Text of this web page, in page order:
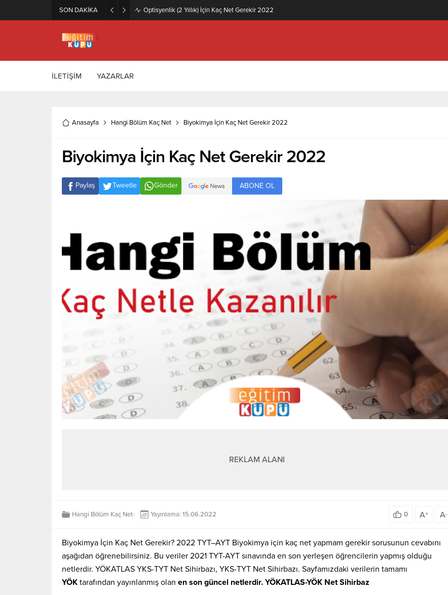
SON DAKİKA Zeytincilik ve Zeytin İşleme Teknolojisi (2 Yıllık) İçin Kaç Net Gerekir 2022
İLETİŞİM YAZARLAR
Anasayfa Hangi Bölüm Kaç Net Biyokimya İçin Kaç Net Gerekir 2022
Biyokimya İçin Kaç Net Gerekir 2022
Paylaş Tweetle Gönder ABONE OL
REKLAM ALANI
Hangi Bölüm Kaç Net Yayınlama: 15.06.2022 0 A+ A-
Biyokimya İçin Kaç Net Gerekir? 2022 TYT–AYT Biyokimya için kaç net yapmam gerekir sorusunun cevabını
aşağıdan öğrenebilirsiniz. Bu veriler 2021 TYT-AYT sınavında en son yerleşen öğrencilerin yapmış olduğu
netlerdir. YÖKATLAS YKS-TYT Net Sihirbazı, YKS-TYT Net Sihirbazı. Sayfamızdaki verilerin tamamı
YÖK tarafından yayınlanmış olan en son güncel netlerdir. YÖKATLAS-YÖK Net Sihirbaz